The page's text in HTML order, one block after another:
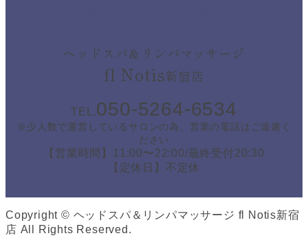
ヘッドスパ＆リンパマッサージ
fl Notis新宿店
TEL.050-5264-6534
※少人数で運営しているサロンの為、営業の電話はご遠慮く
ださい
【営業時間】11:00〜22:00/最終受付20:30
【定休日】不定休
Copyright © ヘッドスパ＆リンパマッサージ fl Notis新宿
店 All Rights Reserved.